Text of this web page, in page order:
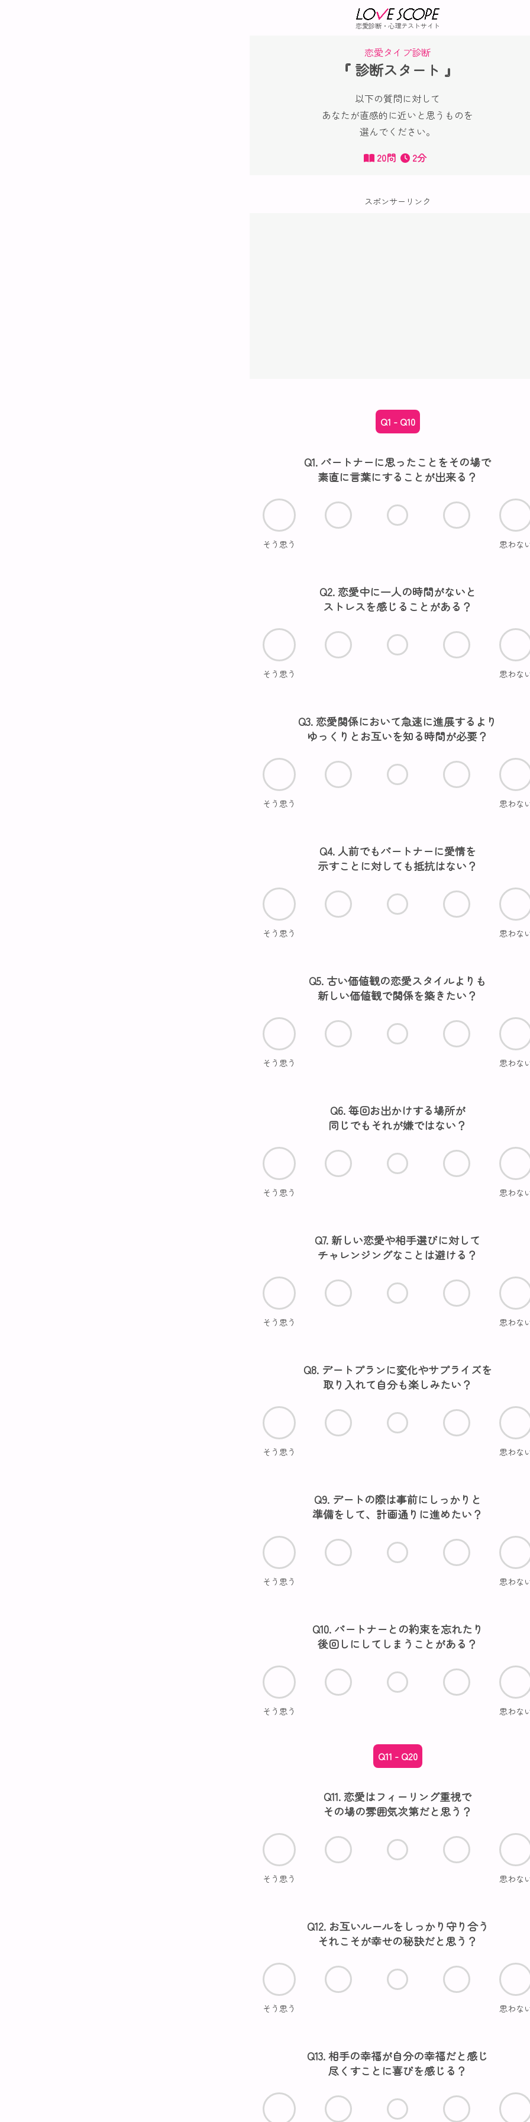
恋愛診断・心理テストサイト
恋愛タイプ診断
『 診断スタート 』
以下の質問に対して
あなたが直感的に近いと思うものを
選んでください。
20問
2分
スポンサーリンク
Q1 - Q10
Q1. パートナーに思ったことをその場で
素直に言葉にすることが出来る？
そう思う 思わな
Q2. 恋愛中に一人の時間がないと
ストレスを感じることがある？
そう思う 思わな
Q3. 恋愛関係において急速に進展するより
ゆっくりとお互いを知る時間が必要？
そう思う 思わな
Q4. 人前でもパートナーに愛情を
示すことに対しても抵抗はない？
そう思う 思わな
Q5. 古い価値観の恋愛スタイルよりも
新しい価値観で関係を築きたい？
そう思う 思わな
Q6. 毎回お出かけする場所が
同じでもそれが嫌ではない？
そう思う 思わな
Q7. 新しい恋愛や相手選びに対して
チャレンジングなことは避ける？
そう思う 思わな
Q8. デートプランに変化やサプライズを
取り入れて自分も楽しみたい？
そう思う 思わな
Q9. デートの際は事前にしっかりと
準備をして、計画通りに進めたい？
そう思う 思わな
Q10. パートナーとの約束を忘れたり
後回しにしてしまうことがある？
そう思う 思わな
Q11 - Q20
Q11. 恋愛はフィーリング重視で
その場の雰囲気次第だと思う？
そう思う 思わな
Q12. お互いルールをしっかり守り合う
それこそが幸せの秘訣だと思う？
そう思う 思わな
Q13. 相手の幸福が自分の幸福だと感じ
尽くすことに喜びを感じる？